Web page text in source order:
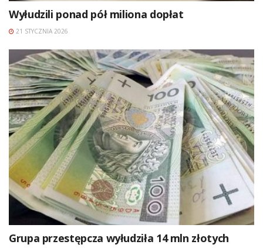
Wyłudzili ponad pół miliona dopłat
21 STYCZNIA 2026
Grupa przestępcza wyłudziła 14 mln złotych